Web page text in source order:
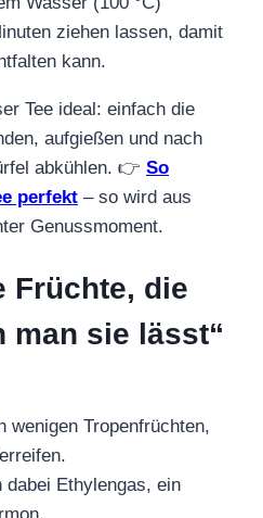
ziehen lassen, damit
kann.
Tee ideal: einfach die
aufgießen und nach
abkühlen. 👉 So
perfekt – so wird aus
Genussmoment.
Früchte, die
man sie lässt“
wenigen Tropenfrüchten,
dabei Ethylengas, ein